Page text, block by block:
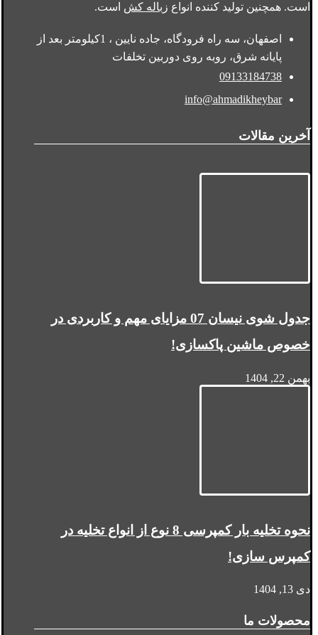
است. همچنین تولید کننده انواع زباله کش است.
اصفهان، سه راه فرودگاه، جاده نایین ، 1کیلومتر بعد از
پایانه شرق، روبه روی دوربین تخلفات
09133184738
info@ahmadikheybar
آخرین مقالات
جدول شوی نیسان 07 مزایای مهم و کاربردی در
خصوص ماشین پاکسازی!
بهمن 22, 1404
نحوه تخلیه بار کمپرسی 8 نوع از انواع تخلیه در
کمپرس سازی!
دی 13, 1404
محصولات ما